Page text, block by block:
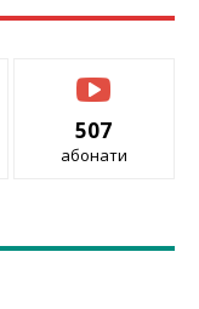
507
абонати